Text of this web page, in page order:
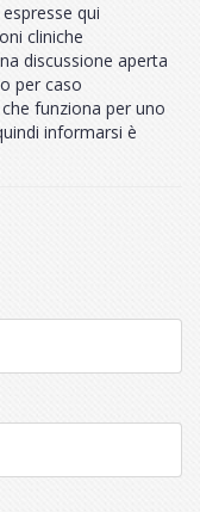
qui
cliniche
discussione aperta
per caso
funziona per uno
informarsi è